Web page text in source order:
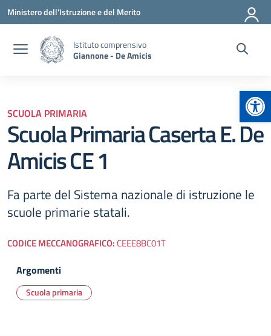
Vai ai contenuti
Vai al menu di navigazione
Vai al footer
Ministero dell'Istruzione e del Merito
Istituto comprensivo
Giannone - De Amicis
SCUOLA PRIMARIA
Scuola Primaria Caserta E. De
Amicis CE 1
Fa parte del Sistema nazionale di istruzione le
scuole primarie statali.
CODICE MECCANOGRAFICO: CEEE8BC01T
Argomenti
Scuola primaria